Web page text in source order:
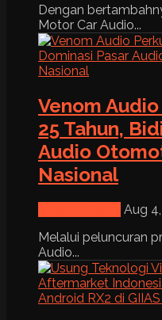
Dengan
Motor Car Audio...
Venom
25 Tahun,
Audio
Nasional
Aug
Melalui peluncuran
Audio...